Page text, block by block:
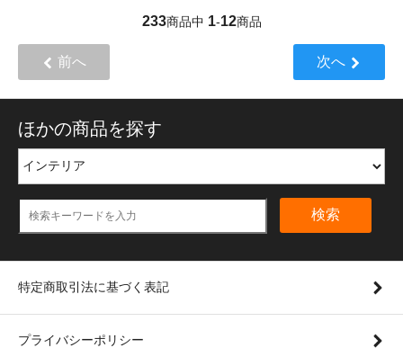
233商品中 1-12商品
前へ 次へ
ほかの商品を探す
検索
特定商取引法に基づく表記
プライバシーポリシー